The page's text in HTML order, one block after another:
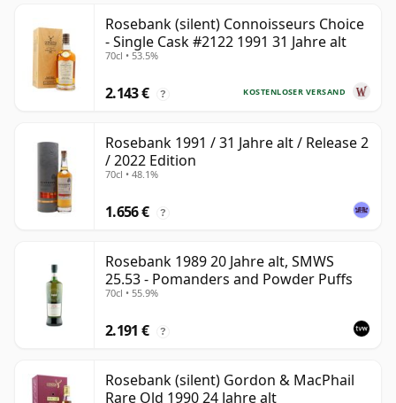
Rosebank (silent) Connoisseurs Choice
- Single Cask #2122 1991 31 Jahre alt
70cl • 53.5%
KOSTENLOSER VERSAND
2.143 € ?
Rosebank 1991 / 31 Jahre alt / Release 2
/ 2022 Edition
70cl • 48.1%
1.656 € ?
Rosebank 1989 20 Jahre alt, SMWS
25.53 - Pomanders and Powder Puffs
70cl • 55.9%
2.191 € ?
Rosebank (silent) Gordon & MacPhail
Rare Old 1990 24 Jahre alt